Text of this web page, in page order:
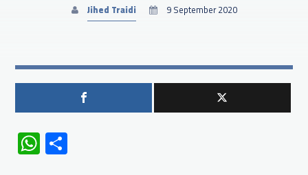
Jihed Traidi 9 September 2020
WhatsApp